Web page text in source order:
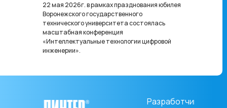
22 мая 2026г. в рамках празднования юбилея
Воронежского государственного
технического университета состоялась
масштабная конференция
«Интеллектуальные технологии цифровой
инженерии».
Разработчик